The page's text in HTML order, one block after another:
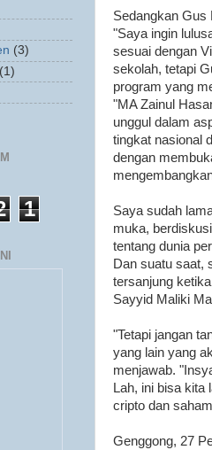
Sedangkan Gus
"Saya ingin
sesuai dengan
sekolah, tetapi
program yang
"MA Zainul
unggul dalam
tingkat nasional
dengan
Saya sudah
muka,
tentang dunia
Dan suatu saat,
tersanjung
Sayyid Maliki
"Tetapi jangan
yang lain yang
menjawab.
Lah, ini bisa kita
cripto dan
Genggong, 27
(3)
(1)
1